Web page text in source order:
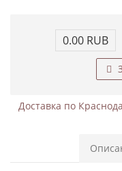
0.00 RUB
Доставка по